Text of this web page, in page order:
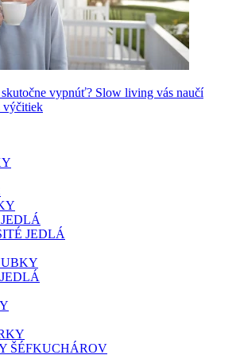
vypnúť? Slow living vás naučí
výčitiek
JEDLÁ
ŠÉFKUCHÁROV